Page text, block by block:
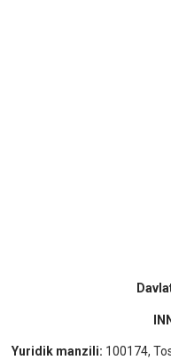
Yuridik manzili: 100174,